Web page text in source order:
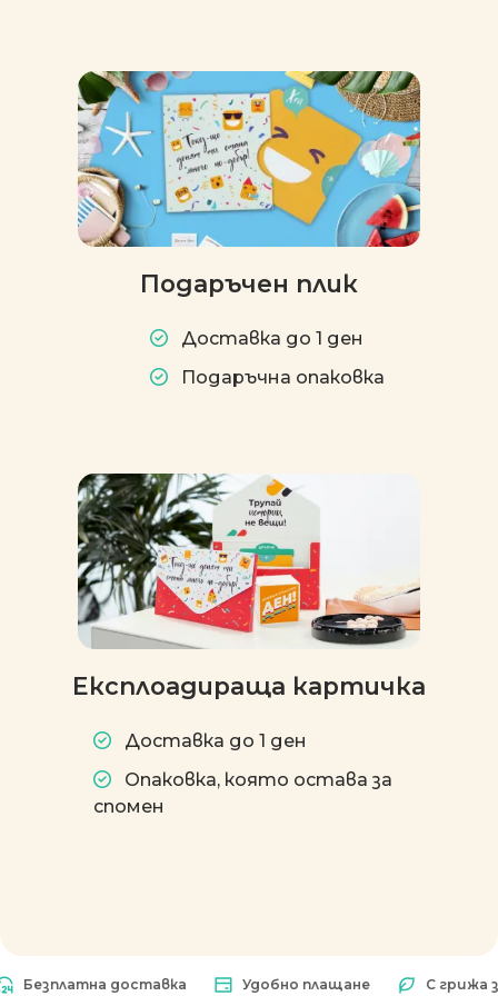
Подаръчен плик
Доставка до 1 ден
Подаръчна опаковка
Експлоадираща картичка
Доставка до 1 ден
Опаковка, която остава за
спомен
доставка Удобно плащане С грижа за